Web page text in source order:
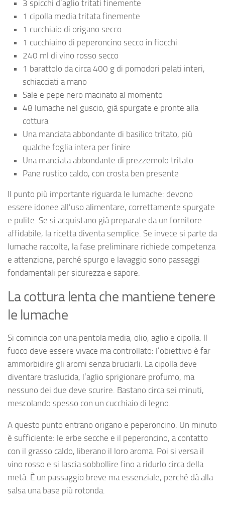
3 spicchi d’aglio tritati finemente
1 cipolla media tritata finemente
1 cucchiaio di origano secco
1 cucchiaino di peperoncino secco in fiocchi
240 ml di vino rosso secco
1 barattolo da circa 400 g di pomodori pelati interi,
schiacciati a mano
Sale e pepe nero macinato al momento
48 lumache nel guscio, già spurgate e pronte alla
cottura
Una manciata abbondante di basilico tritato, più
qualche foglia intera per finire
Una manciata abbondante di prezzemolo tritato
Pane rustico caldo, con crosta ben presente
Il punto più importante riguarda le lumache: devono
essere idonee all’uso alimentare, correttamente spurgate
e pulite. Se si acquistano già preparate da un fornitore
affidabile, la ricetta diventa semplice. Se invece si parte da
lumache raccolte, la fase preliminare richiede competenza
e attenzione, perché spurgo e lavaggio sono passaggi
fondamentali per sicurezza e sapore.
La cottura lenta che mantiene tenere
le lumache
Si comincia con una pentola media, olio, aglio e cipolla. Il
fuoco deve essere vivace ma controllato: l’obiettivo è far
ammorbidire gli aromi senza bruciarli. La cipolla deve
diventare traslucida, l’aglio sprigionare profumo, ma
nessuno dei due deve scurire. Bastano circa sei minuti,
mescolando spesso con un cucchiaio di legno.
A questo punto entrano origano e peperoncino. Un minuto
è sufficiente: le erbe secche e il peperoncino, a contatto
con il grasso caldo, liberano il loro aroma. Poi si versa il
vino rosso e si lascia sobbollire fino a ridurlo circa della
metà. È un passaggio breve ma essenziale, perché dà alla
salsa una base più rotonda.